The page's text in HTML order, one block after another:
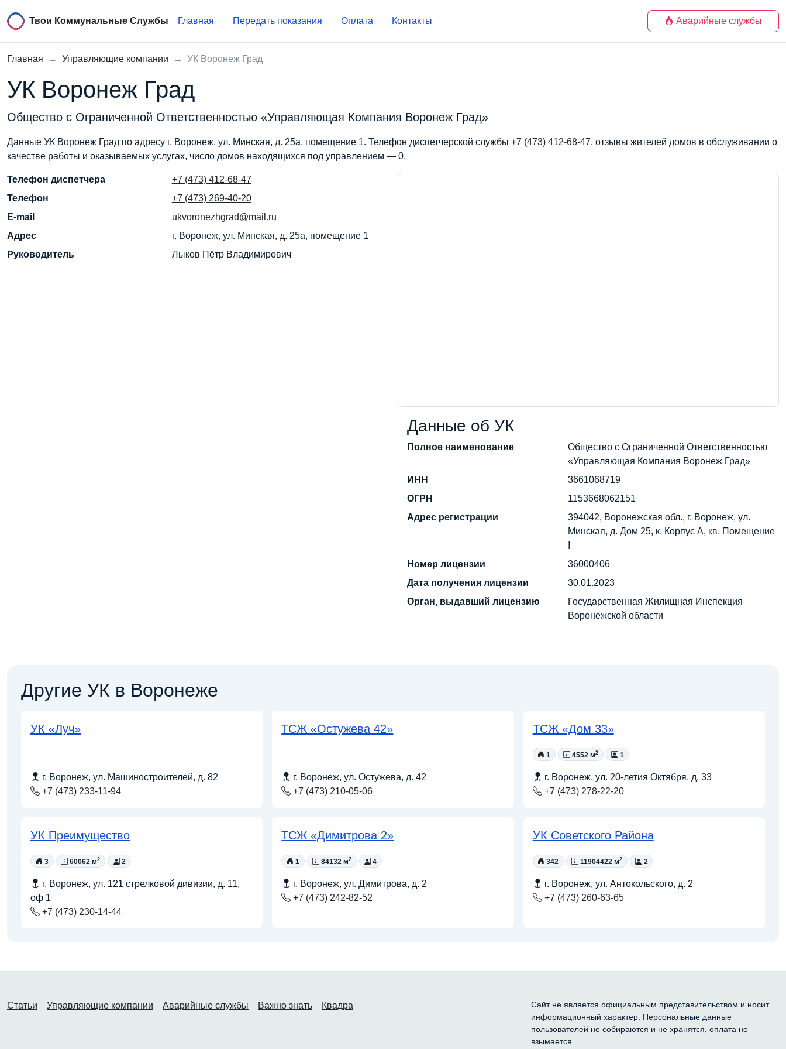
Твои Коммунальные Службы Главная Передать показания Оплата Контакты Аварийные службы
Главная → Управляющие компании → УК Воронеж Град
УК Воронеж Град
Общество с Ограниченной Ответственностью «Управляющая Компания Воронеж Град»
Данные УК Воронеж Град по адресу г. Воронеж, ул. Минская, д. 25а, помещение 1. Телефон диспетчерской службы +7 (473) 412-68-47, отзывы жителей домов в обслуживании о
качестве работы и оказываемых услугах, число домов находящихся под управлением — 0.
Телефон диспетчера
+7 (473) 412-68-47
Телефон
+7 (473) 269-40-20
E-mail
ukvoronezhgrad@mail.ru
Адрес
г. Воронеж, ул. Минская, д. 25а, помещение 1
Руководитель
Лыков Пётр Владимирович
Данные об УК
Полное наименование
Общество с Ограниченной Ответственностью
«Управляющая Компания Воронеж Град»
ИНН
3661068719
ОГРН
1153668062151
Адрес регистрации
394042, Воронежская обл., г. Воронеж, ул.
Минская, д. Дом 25, к. Корпус А, кв. Помещение
Номер лицензии
36000406
Дата получения лицензии
30.01.2023
Орган, выдавший лицензию
Государственная Жилищная Инспекция
Воронежской области
Другие УК в Воронеже
УК «Луч»
г. Воронеж, ул. Машиностроителей, д. 82
+7 (473) 233-11-94
ТСЖ «Остужева 42»
г. Воронеж, ул. Остужева, д. 42
+7 (473) 210-05-06
ТСЖ «Дом 33»
1 4552 м2 1
г. Воронеж, ул. 20-летия Октября, д. 33
+7 (473) 278-22-20
УК Преимущество
3 60062 м2 2
г. Воронеж, ул. 121 стрелковой дивизии, д. 11,
оф 1
+7 (473) 230-14-44
ТСЖ «Димитрова 2»
1 84132 м2 4
г. Воронеж, ул. Димитрова, д. 2
+7 (473) 242-82-52
УК Советского Района
342 11904422 м2 2
г. Воронеж, ул. Антокольского, д. 2
+7 (473) 260-63-65
Статьи Управляющие компании Аварийные службы Важно знать Квадра
Сайт не является официальным представительством и носит
информационный характер. Персональные данные
пользователей не собираются и не хранятся, оплата не
взымается.